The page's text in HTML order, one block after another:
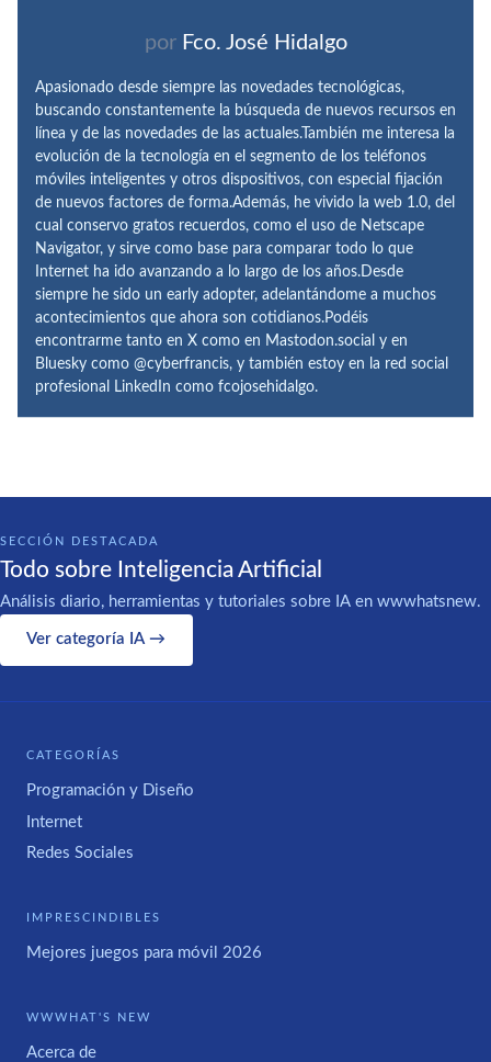
por Fco. José Hidalgo
Apasionado desde siempre las novedades tecnológicas,
buscando constantemente la búsqueda de nuevos recursos en
línea y de las novedades de las actuales.También me interesa la
evolución de la tecnología en el segmento de los teléfonos
móviles inteligentes y otros dispositivos, con especial fijación
de nuevos factores de forma.Además, he vivido la web 1.0, del
cual conservo gratos recuerdos, como el uso de Netscape
Navigator, y sirve como base para comparar todo lo que
Internet ha ido avanzando a lo largo de los años.Desde
siempre he sido un early adopter, adelantándome a muchos
acontecimientos que ahora son cotidianos.Podéis
encontrarme tanto en X como en Mastodon.social y en
Bluesky como @cyberfrancis, y también estoy en la red social
profesional LinkedIn como fcojosehidalgo.
SECCIÓN DESTACADA
Todo sobre Inteligencia Artificial
Análisis diario, herramientas y tutoriales sobre IA en wwwhatsnew.
Ver categoría IA →
CATEGORÍAS
Programación y Diseño
Internet
Redes Sociales
IMPRESCINDIBLES
Mejores juegos para móvil 2026
WWWHAT'S NEW
Acerca de